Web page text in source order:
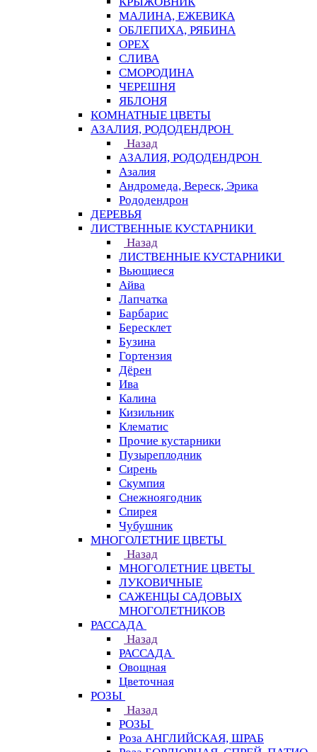
МАЛИНА, ЕЖЕВИКА
ОБЛЕПИХА, РЯБИНА
ОРЕХ
СЛИВА
СМОРОДИНА
ЧЕРЕШНЯ
ЯБЛОНЯ
КОМНАТНЫЕ ЦВЕТЫ
АЗАЛИЯ, РОДОДЕНДРОН
Назад
АЗАЛИЯ, РОДОДЕНДРОН
Азалия
Андромеда, Вереск, Эрика
Рододендрон
ДЕРЕВЬЯ
ЛИСТВЕННЫЕ КУСТАРНИКИ
Назад
ЛИСТВЕННЫЕ КУСТАРНИКИ
Вьющиеся
Айва
Лапчатка
Барбарис
Бересклет
Бузина
Гортензия
Дёрен
Ива
Калина
Кизильник
Клематис
Прочие кустарники
Пузыреплодник
Сирень
Скумпия
Снежноягодник
Спирея
Чубушник
МНОГОЛЕТНИЕ ЦВЕТЫ
Назад
МНОГОЛЕТНИЕ ЦВЕТЫ
ЛУКОВИЧНЫЕ
САЖЕНЦЫ САДОВЫХ
МНОГОЛЕТНИКОВ
РАССАДА
Назад
РАССАДА
Овощная
Цветочная
РОЗЫ
Назад
РОЗЫ
Роза АНГЛИЙСКАЯ, ШРАБ